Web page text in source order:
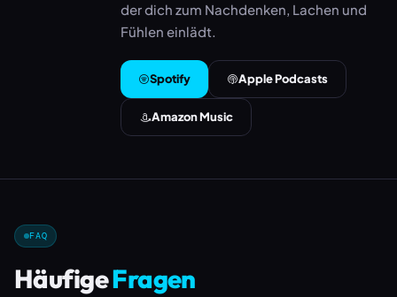
der dich zum Nachdenken, Lachen und
Fühlen einlädt.
Spotify Apple Podcasts
Amazon Music
FAQ
HäufigeFragen